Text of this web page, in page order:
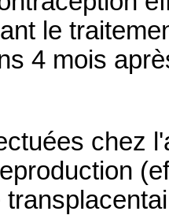
le
4 mois
chez